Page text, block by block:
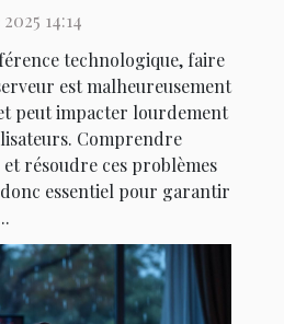
?
14:14
technologique, faire
est malheureusement
peut impacter lourdement
Comprendre
résoudre ces problèmes
essentiel pour garantir